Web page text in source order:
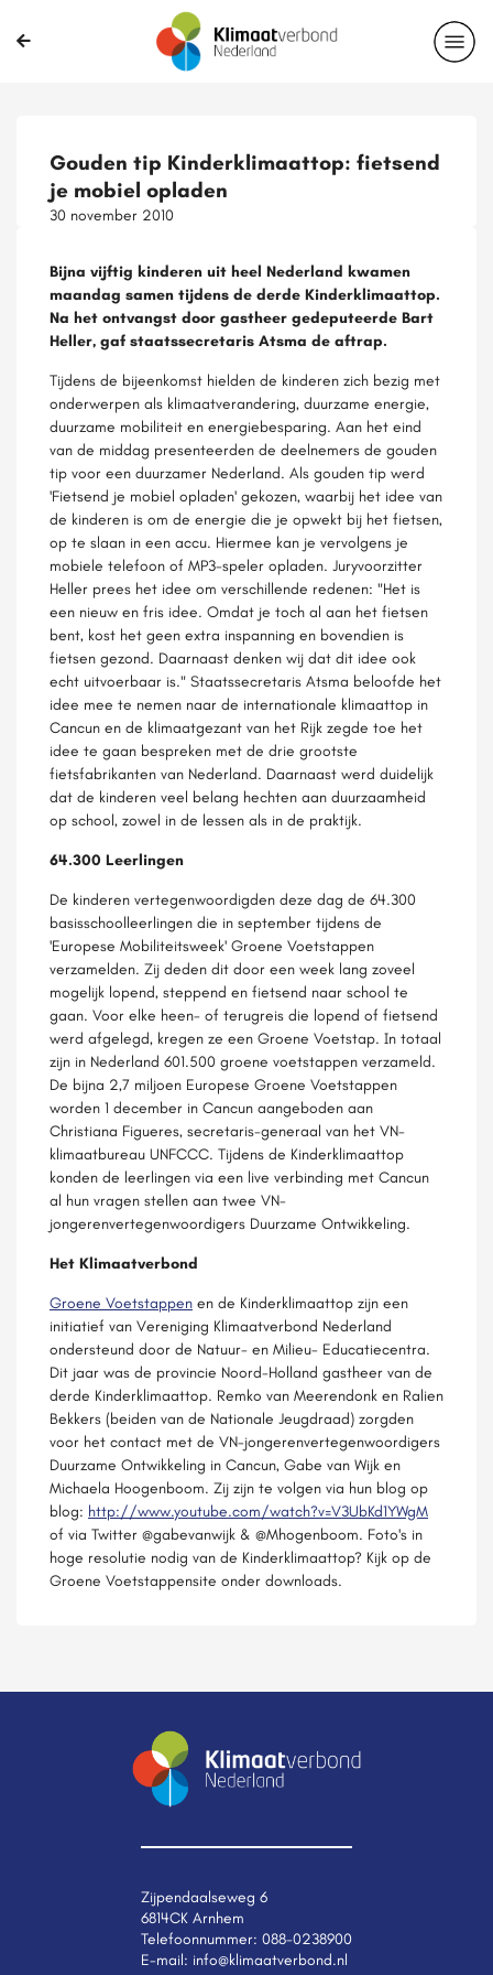
Gouden tip Kinderklimaattop: fietsend
je mobiel opladen
30 november 2010
Bijna vijftig kinderen uit heel Nederland kwamen
maandag samen tijdens de derde Kinderklimaattop.
Na het ontvangst door gastheer gedeputeerde Bart
Heller, gaf staatssecretaris Atsma de aftrap.
Tijdens de bijeenkomst hielden de kinderen zich bezig met
onderwerpen als klimaatverandering, duurzame energie,
duurzame mobiliteit en energiebesparing. Aan het eind
van de middag presenteerden de deelnemers de gouden
tip voor een duurzamer Nederland. Als gouden tip werd
'Fietsend je mobiel opladen' gekozen, waarbij het idee van
de kinderen is om de energie die je opwekt bij het fietsen,
op te slaan in een accu. Hiermee kan je vervolgens je
mobiele telefoon of MP3-speler opladen. Juryvoorzitter
Heller prees het idee om verschillende redenen: "Het is
een nieuw en fris idee. Omdat je toch al aan het fietsen
bent, kost het geen extra inspanning en bovendien is
fietsen gezond. Daarnaast denken wij dat dit idee ook
echt uitvoerbaar is." Staatssecretaris Atsma beloofde het
idee mee te nemen naar de internationale klimaattop in
Cancun en de klimaatgezant van het Rijk zegde toe het
idee te gaan bespreken met de drie grootste
fietsfabrikanten van Nederland. Daarnaast werd duidelijk
dat de kinderen veel belang hechten aan duurzaamheid
op school, zowel in de lessen als in de praktijk.
64.300 Leerlingen
De kinderen vertegenwoordigden deze dag de 64.300
basisschoolleerlingen die in september tijdens de
'Europese Mobiliteitsweek' Groene Voetstappen
verzamelden. Zij deden dit door een week lang zoveel
mogelijk lopend, steppend en fietsend naar school te
gaan. Voor elke heen- of terugreis die lopend of fietsend
werd afgelegd, kregen ze een Groene Voetstap. In totaal
zijn in Nederland 601.500 groene voetstappen verzameld.
De bijna 2,7 miljoen Europese Groene Voetstappen
worden 1 december in Cancun aangeboden aan
Christiana Figueres, secretaris-generaal van het VN-
klimaatbureau UNFCCC. Tijdens de Kinderklimaattop
konden de leerlingen via een live verbinding met Cancun
al hun vragen stellen aan twee VN-
jongerenvertegenwoordigers Duurzame Ontwikkeling.
Het Klimaatverbond
Groene Voetstappen en de Kinderklimaattop zijn een
initiatief van Vereniging Klimaatverbond Nederland
ondersteund door de Natuur- en Milieu- Educatiecentra.
Dit jaar was de provincie Noord-Holland gastheer van de
derde Kinderklimaattop. Remko van Meerendonk en Ralien
Bekkers (beiden van de Nationale Jeugdraad) zorgden
voor het contact met de VN-jongerenvertegenwoordigers
Duurzame Ontwikkeling in Cancun, Gabe van Wijk en
Michaela Hoogenboom. Zij zijn te volgen via hun blog op
blog: http://www.youtube.com/watch?v=V3UbKd1YWgM
of via Twitter @gabevanwijk & @Mhogenboom. Foto's in
hoge resolutie nodig van de Kinderklimaattop? Kijk op de
Groene Voetstappensite onder downloads.
Zijpendaalseweg 6
6814CK Arnhem
Telefoonnummer: 088-0238900
E-mail: info@klimaatverbond.nl